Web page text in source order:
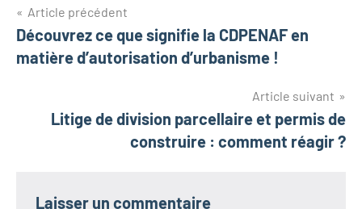
Navigation
de
Article précédent
Découvrez ce que signifie la CDPENAF en
matière d’autorisation d’urbanisme !
Article suivant
Litige de division parcellaire et permis de
construire : comment réagir ?
Laisser un commentaire